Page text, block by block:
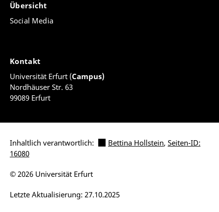
Übersicht
Social Media
Kontakt
Universität Erfurt (Campus)
Nordhäuser Str. 63
99089 Erfurt
Inhaltlich verantwortlich: Bettina Hollstein, Seiten-ID:
16080
Letzte Aktualisierung: 27.10.2025
© 2026 Universität Erfurt